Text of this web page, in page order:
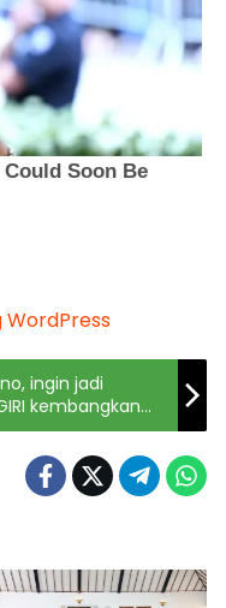
WordPress
ingin jadi
kembangkan